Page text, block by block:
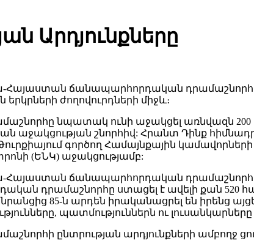
Արդյունքները
Հայաստան ճանապարհորդական
ժողովուրդների միջև։
նպատակ ունի աջակցել առնվազն 200
աջակցության շնորհիվ: Հրանտ Դինք
գործող Համայնքային կամավորների
(ԵՆԿ) աջակցությամբ:
Հայաստան ճանապարհորդական դրամաշնորհի
դրամաշնորհը ստացել է ավելի քան 520
և նրանցից 85-ն արդեն իրականացրել են իրենց
պատմություններն ու
ընտրության արդյունքների ամբողջ